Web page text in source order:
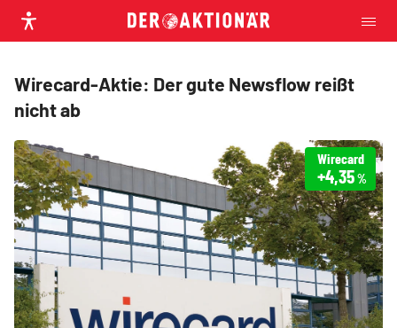
Wirecard-Aktie: Der gute Newsflow reißt
nicht ab
Wirecard
+4,35%